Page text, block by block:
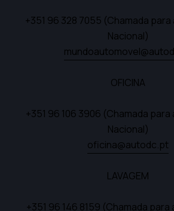
+351 96 328 7055 (Chamada para
Nacional)
OFICINA
+351 96 106 3906 (Chamada para
Nacional)
oficina@autodc.pt
LAVAGEM
+351 96 146 8159 (Chamada para